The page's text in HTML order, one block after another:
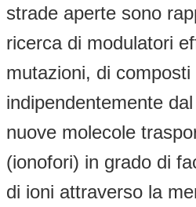
strade aperte sono
ricerca di modulatori
mutazioni, di
indipendentemente
nuove molecole
(ionofori) in grado di
di ioni attraverso la